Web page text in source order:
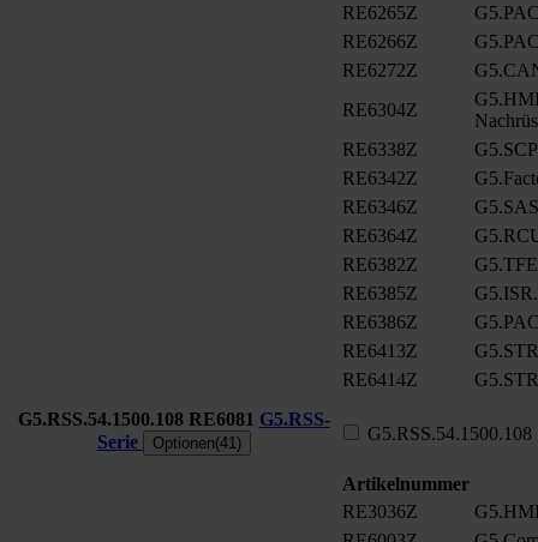
RE6265Z
RE6266Z
RE6272Z
RE6304Z
RE6338Z
RE6342Z
RE6346Z
RE6364Z
RE6382Z
G5.TFE
RE6385Z
RE6386Z
RE6413Z
RE6414Z
G5.RSS.54.1500.108 RE6081 G5.RSS-
Serie
Optionen(41) G5.RSS.54.1500.108
Artikelnummer
RE3036Z